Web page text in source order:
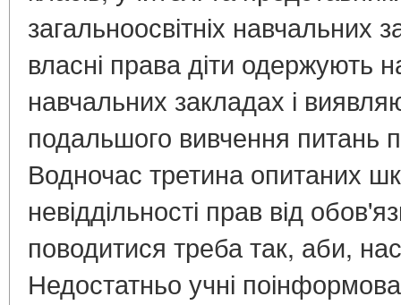
загальноосвітніх навчальних
власні права діти одержують
навчальних закладах і
подальшого вивчення питань
Водночас третина опитаних
невіддільності прав від
поводитися треба так, аби,
Недостатньо учні